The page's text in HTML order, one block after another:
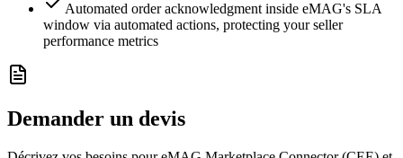
Automated order acknowledgment inside eMAG's SLA
window via automated actions, protecting your seller
performance metrics
Demander un devis